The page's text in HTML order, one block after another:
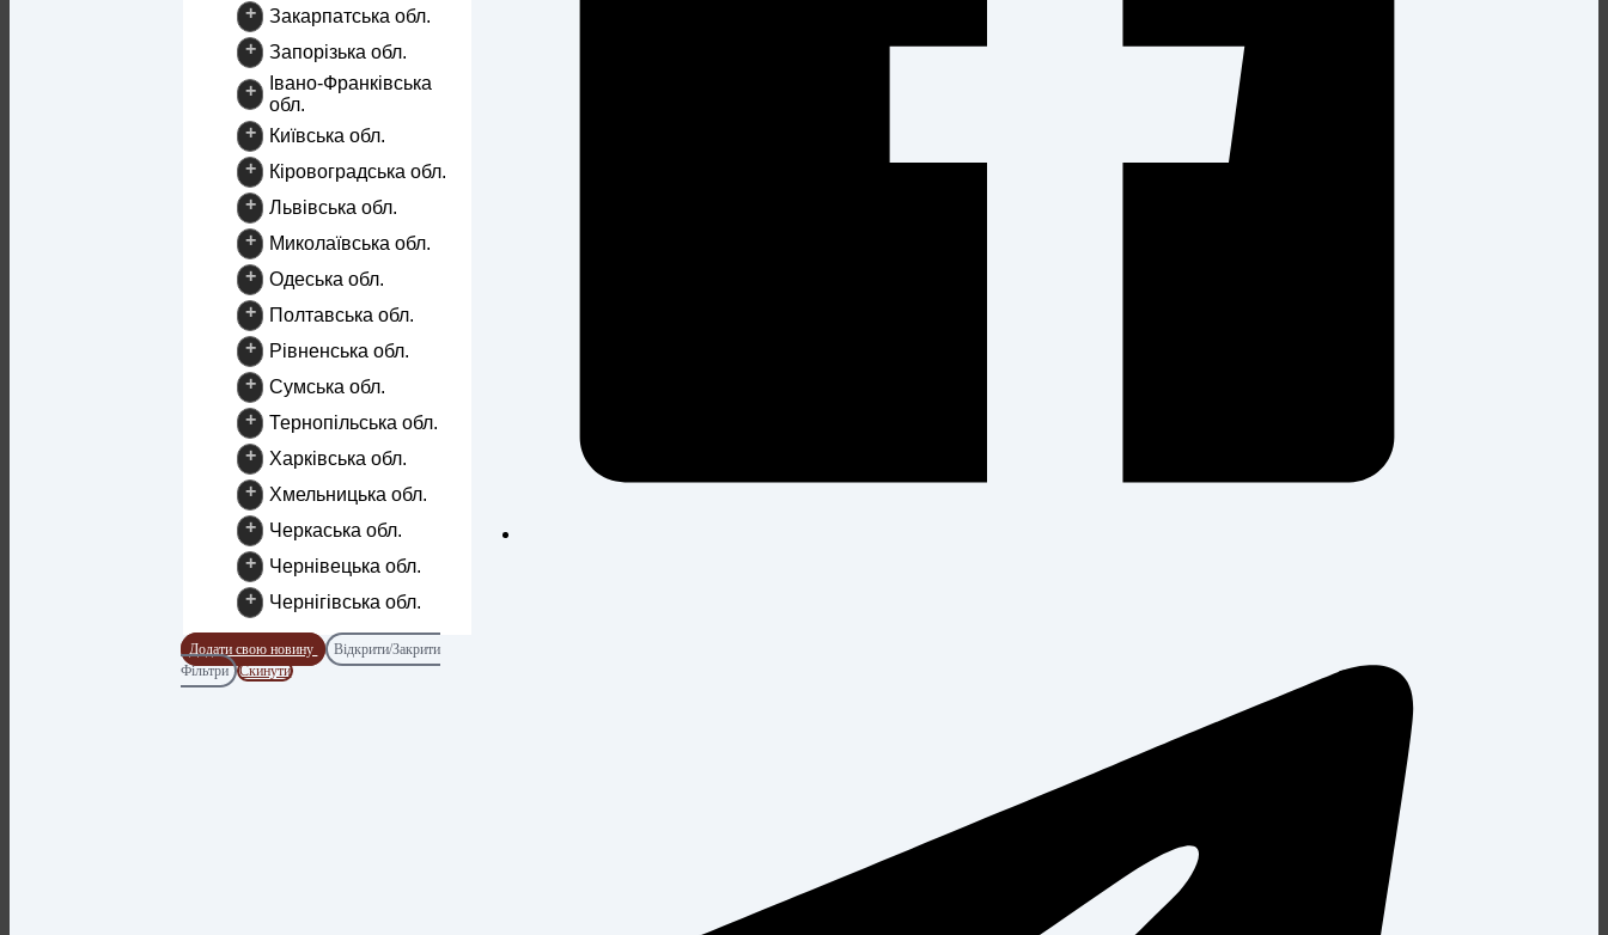
+
Закарпатська обл.
+
Запорізька обл.
+
Івано-Франківська
обл.
+
Київська обл.
+
Кіровоградська обл.
+
Львівська обл.
+
Миколаївська обл.
+
Одеська обл.
+
Полтавська обл.
+
Рівненська обл.
+
Сумська обл.
+
Тернопільська обл.
+
Харківська обл.
+
Хмельницька обл.
+
Черкаська обл.
+
Чернівецька обл.
+
Чернігівська обл.
Додати свою новину
Відкрити/Закрити
Фільтри
Скинути